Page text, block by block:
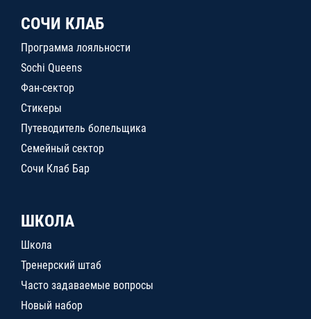
СОЧИ КЛАБ
Программа лояльности
Sochi Queens
Фан-сектор
Стикеры
Путеводитель болельщика
Семейный сектор
Сочи Клаб Бар
ШКОЛА
Школа
Тренерский штаб
Часто задаваемые вопросы
Новый набор